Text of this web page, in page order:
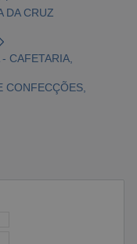
DA CRUZ
CAFETARIA,
CONFECÇÕES,